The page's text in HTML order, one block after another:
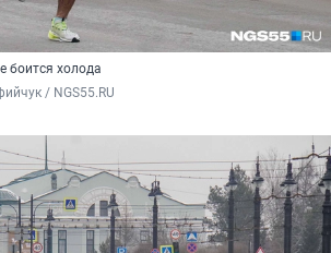
боится холода
/ NGS55.RU